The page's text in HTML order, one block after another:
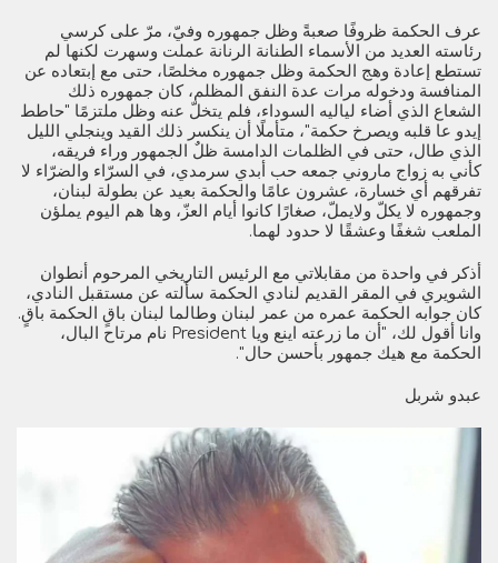
عرف الحكمة ظروفًا صعبةً وظل جمهوره وفيّ، مرّ على كرسي
رئاسته العديد من الأسماء الطنانة الرنانة عملت وسهرت لكنها لم
تستطع إعادة وهج الحكمة وظل جمهوره مخلصًا، حتى مع إبتعاده عن
المنافسة ودخوله مرات عدة النفق المظلم، كان جمهوره ذلك
الشعاع الذي أضاء لياليه السوداء، فلم يتخلّ عنه وظل ملتزمًا "حاطط
إيدو عا قلبه ويصرخ حكمة"، متأملًا أن ينكسر ذلك القيد وينجلي الليل
الذي طال، حتى في الظلمات الدامسة ظلٌ الجمهور وراء فريقه،
كأني به زواج ماروني جمعه حب أبدي سرمدي، في السرّاء والضرّاء لا
تفرقهم أي خسارة، عشرون عامًا والحكمة بعيد عن بطولة لبنان،
وجمهوره لا يكلّ ولايملّ، صغارًا كانوا أيام العزّ، وها هم اليوم يملؤن
الملعب شغفًا وعشقًا لا حدود لهما.
أذكر في واحدة من مقابلاتي مع الرئيس التاريخي المرحوم أنطوان
الشويري في المقر القديم لنادي الحكمة سألته عن مستقبل النادي،
كان جوابه الحكمة عمره من عمر لبنان وطالما لبنان باقٍ الحكمة باقٍ.
وانا أقول لك، "أن ما زرعته اينع ويا President نام مرتاح البال،
الحكمة مع هيك جمهور بأحسن حال".
عبدو شربل